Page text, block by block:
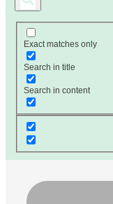
Exact matches only
Search in title
Search in content